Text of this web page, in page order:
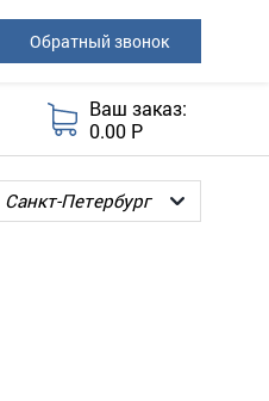
Обратный звонок
Ваш заказ:
0.00 Р